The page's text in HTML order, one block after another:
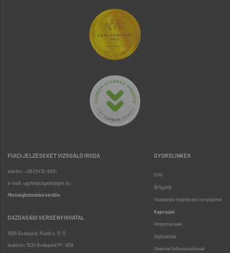
PIACI JELZÉSEKET VIZSGÁLÓ IRODA
telefon: +36 (1) 472-8851
e-mail: ugyfelszolgalat@gvh.hu
Minőségbiztosítási kérdőív
GAZDASÁGI VERSENYHIVATAL
1026 Budapest, Riadó u. 5-11.
levélcím: 1534 Budapest Pf.: 958
GYORSLINKEK
GVH
Árfigyelő
Visszaélés-bejelentési rendszerek
Kapcsolat
Hirdetmények
Sajtószoba
Szakmai felhasználóknak